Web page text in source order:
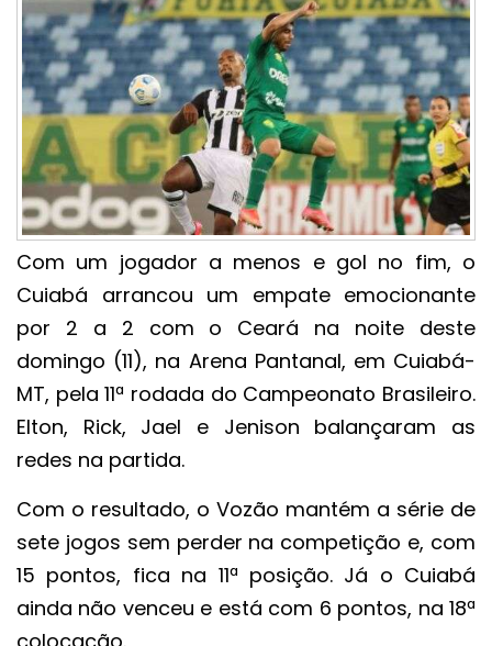
Com um jogador a menos e gol no fim, o
Cuiabá arrancou um empate emocionante
por 2 a 2 com o Ceará na noite deste
domingo (11), na Arena Pantanal, em Cuiabá-
MT, pela 11ª rodada do Campeonato Brasileiro.
Elton, Rick, Jael e Jenison balançaram as
redes na partida.
Com o resultado, o Vozão mantém a série de
sete jogos sem perder na competição e, com
15 pontos, fica na 11ª posição. Já o Cuiabá
ainda não venceu e está com 6 pontos, na 18ª